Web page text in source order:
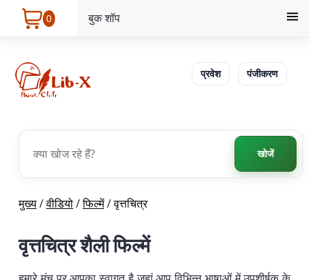
0 बुक शॉप
प्रवेश पंजीकरण
खोजें
मुख्य/वीडियो/फिल्में/वृत्तचित्र
वृत्तचित्र शैली फिल्में